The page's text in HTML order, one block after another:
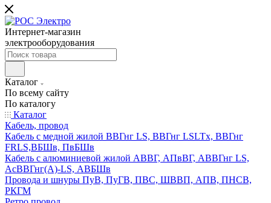
Интернет-магазин
электрооборудования
Каталог
По всему сайту
По каталогу
Каталог
Кабель, провод
Кабель с медной жилой ВВГнг LS, ВВГнг LSLTx, ВВГнг
FRLS,ВБШв, ПвБШв
Кабель с алюминиевой жилой АВВГ, АПвВГ, АВВГнг LS,
АсВВГнг(А)-LS, АВБШв
Провода и шнуры ПуВ, ПуГВ, ПВС, ШВВП, АПВ, ПНСВ,
РКГМ